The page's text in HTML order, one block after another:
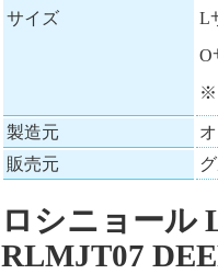
サイズ
L
O
※
製造元
販売元
ロシニョール
RLMJT07